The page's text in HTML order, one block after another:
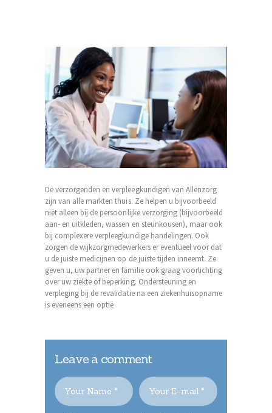
De verzorgenden en verpleegkundigen van Allenzorg
zijn van alle markten thuis. Ze helpen u bijvoorbeeld
niet alleen bij de persoonlijke verzorging (bijvoorbeeld
aan- en uitkleden, wassen en steunkousen), maar ook
bij complexere verpleegkundige handelingen. Ook
zorgen de wijkzorgmedewerkers er eventueel voor dat
u de juiste medicijnen op de juiste tijden inneemt. Ze
geven u, uw partner en familie ook graag voorlichting
over uw ziekte of beperking. Ondersteuning en
verpleging bij de revalidatie na een ziekenhuisopname
is eveneens een optie
Leave a comment